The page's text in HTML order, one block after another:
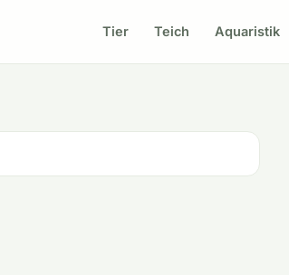
Tier Teich Aquaristik